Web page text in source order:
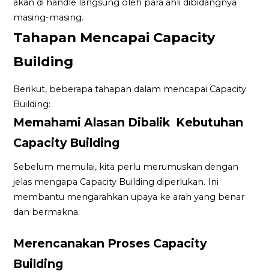
akan di handle langsung oleh para ahli dibidangnya
masing-masing.
Tahapan Mencapai Capacity
Building
Berikut, beberapa tahapan dalam mencapai Capacity
Building:
Memahami Alasan Dibalik Kebutuhan
Capacity Building
Sebelum memulai, kita perlu merumuskan dengan
jelas mengapa Capacity Building diperlukan. Ini
membantu mengarahkan upaya ke arah yang benar
dan bermakna.
Merencanakan Proses Capacity
Building